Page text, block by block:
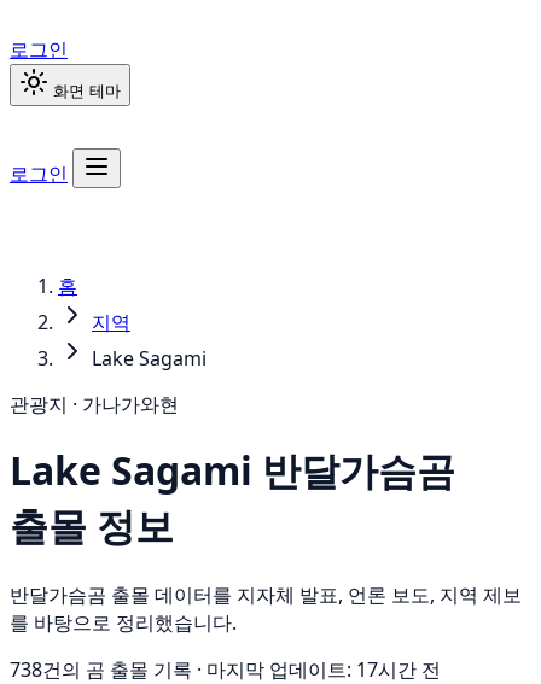
로그인
화면 테마
로그인
홈
지역
Lake Sagami
관광지 · 가나가와현
Lake Sagami 반달가슴곰
출몰 정보
반달가슴곰 출몰 데이터를 지자체 발표, 언론 보도, 지역 제보
를 바탕으로 정리했습니다.
738건의 곰 출몰 기록 · 마지막 업데이트: 17시간 전